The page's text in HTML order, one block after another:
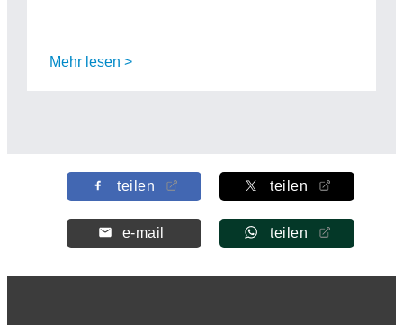
Mehr lesen >
teilen teilen
e-mail teilen